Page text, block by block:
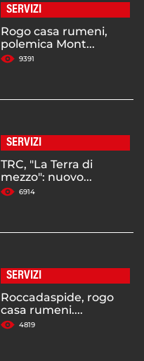
SERVIZI
Rogo casa rumeni,
polemica Mont...
9391
SERVIZI
TRC, "La Terra di
mezzo": nuovo...
6914
SERVIZI
Roccadaspide, rogo
casa rumeni....
4819